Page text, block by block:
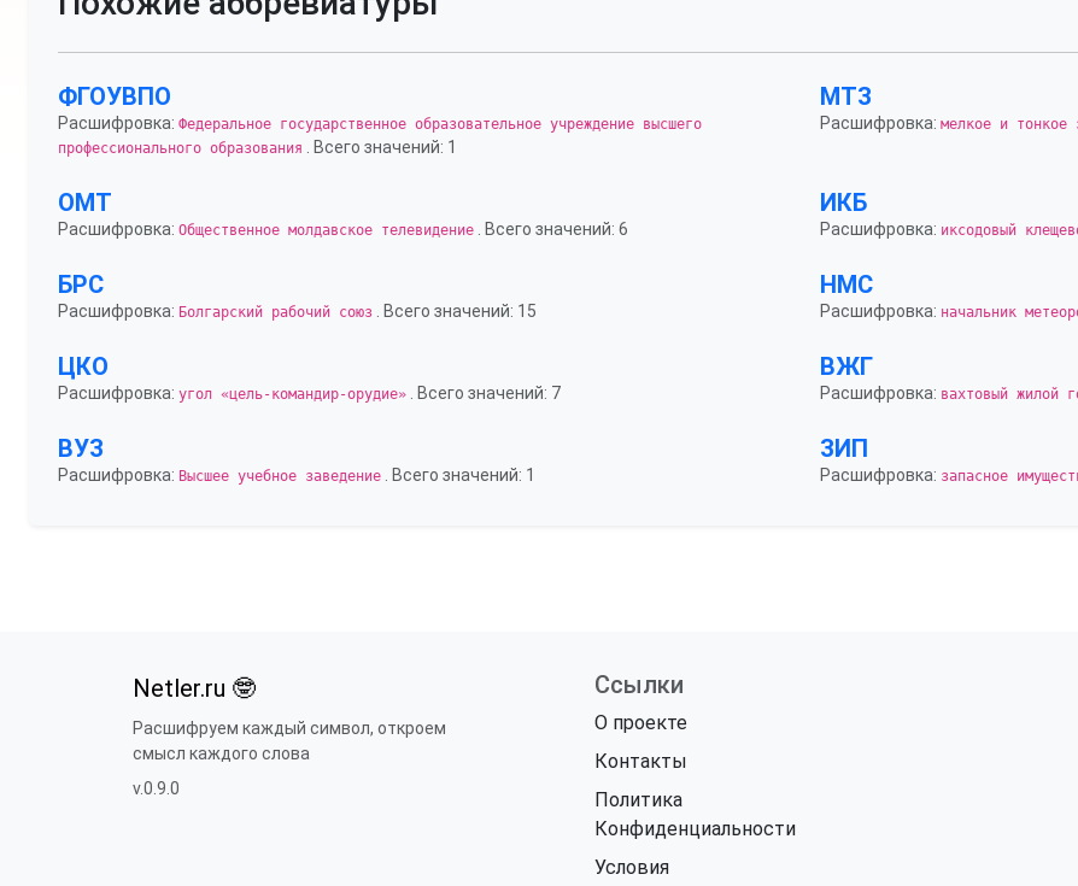
ФГОУВПО
Расшифровка: Федеральное государственное образовательное учреждение высшего
профессионального образования
. Всего значений: 1
МТЗ
Расшифровка: мелкое и тонкое
ОМТ
Расшифровка: Общественное молдавское телевидение . Всего значений: 6
ИКБ
Расшифровка: иксодовый
БРС
Расшифровка: Болгарский рабочий союз . Всего значений: 15
НМС
Расшифровка: начальник
ЦКО
Расшифровка: угол «цель-командир-орудие» . Всего значений: 7
ВЖГ
Расшифровка: вахтовый жилой
ВУЗ
Расшифровка: Высшее учебное заведение . Всего значений: 1
ЗИП
Расшифровка: запасное
Netler.ru 🤓
Расшифруем каждый символ, откроем
смысл каждого слова
v.0.9.0
Ссылки
О проекте
Контакты
Политика
Конфиденциальности
Условия